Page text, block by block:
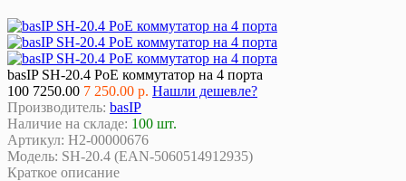
basIP SH-20.4 PoE коммутатор на 4 порта
100 7250.00 7 250.00 р. Нашли дешевле?
Производитель: basIP
Наличие на складе: 100 шт.
Артикул: Н2-00000676
Модель: SH-20.4 (EAN-5060514912935)
Краткое описание